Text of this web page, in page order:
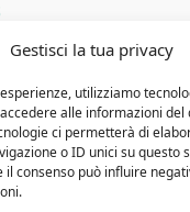
Gestisci la tua privacy
utilizziamo
alle informazioni del
ci permetterà di
o ID unici su questo
consenso può influire